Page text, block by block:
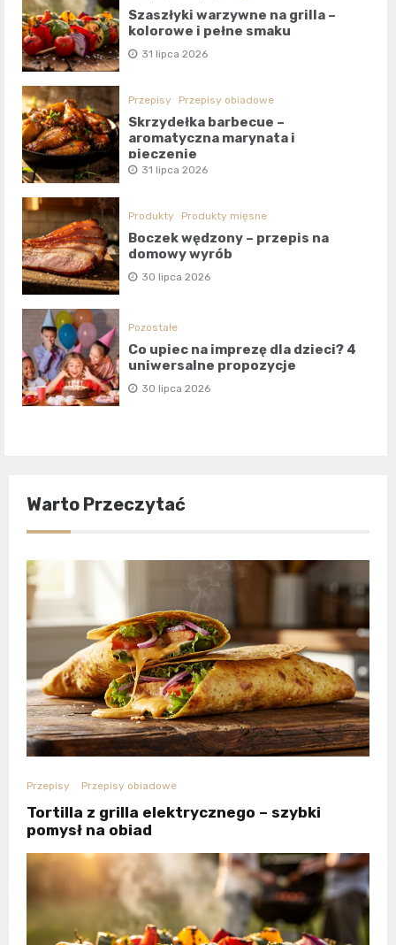
Szaszłyki warzywne na grilla –
kolorowe i pełne smaku
31 lipca 2026
Przepisy Przepisy obiadowe
Skrzydełka barbecue –
aromatyczna marynata i
pieczenie
31 lipca 2026
Produkty Produkty mięsne
Boczek wędzony – przepis na
domowy wyrób
30 lipca 2026
Pozostałe
Co upiec na imprezę dla dzieci? 4
uniwersalne propozycje
30 lipca 2026
Warto Przeczytać
Przepisy Przepisy obiadowe
Tortilla z grilla elektrycznego – szybki
pomysł na obiad